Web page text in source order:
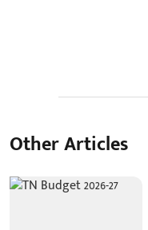
Other Articles